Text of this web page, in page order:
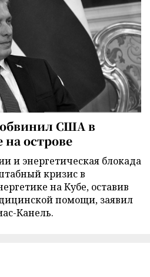
США в
острове
и энергетическая блокада
кризис в
на Кубе, оставив
помощи, заявил
Канель.